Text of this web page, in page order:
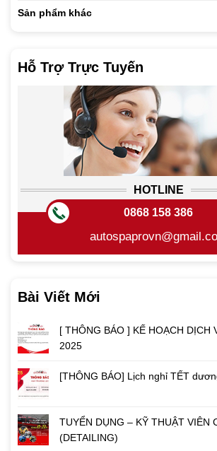
Sản phẩm khác
Hỗ Trợ Trực Tuyến
HOTLINE
0868 158 386
Bài Viết Mới
[ THÔNG BÁO ] KẾ HOẠCH DỊCH
2025
[THÔNG BÁO] Lịch nghỉ TẾT
TUYỂN DỤNG – KỸ THUẬT VIÊN
(DETAILING)